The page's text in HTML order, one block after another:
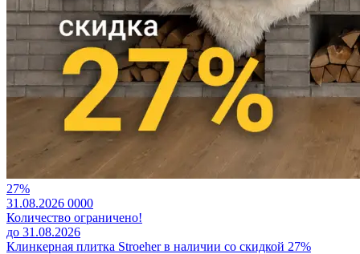
27%
31.08.2026 0000
Количество ограничено!
до 31.08.2026
Клинкерная плитка Stroeher в наличии со скидкой 27%